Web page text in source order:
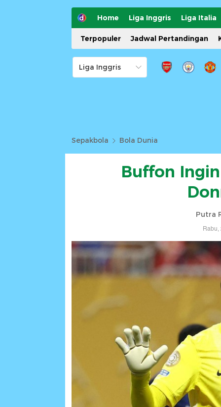
Home Liga Inggris Liga Italia
Terpopuler Jadwal Pertandingan
Sepakbola Bola Dunia
Buffon
Putra
Rabu,